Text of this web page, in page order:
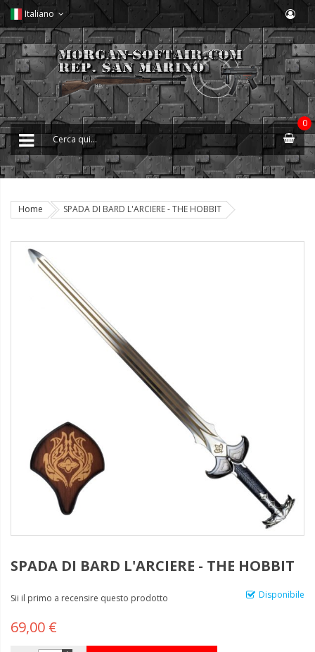
Italiano
0
Home SPADA DI BARD L'ARCIERE - THE HOBBIT
SPADA DI BARD L'ARCIERE - THE HOBBIT
Disponibile
Sii il primo a recensire questo prodotto
69,00 €